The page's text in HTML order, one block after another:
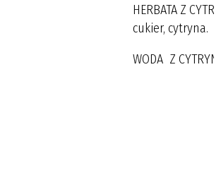
HERBATA Z
cukier, cytryna.
WODA Z